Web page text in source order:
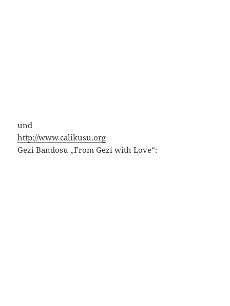
und
http://www.calikusu.org
Gezi Bandosu „From Gezi with Love“: